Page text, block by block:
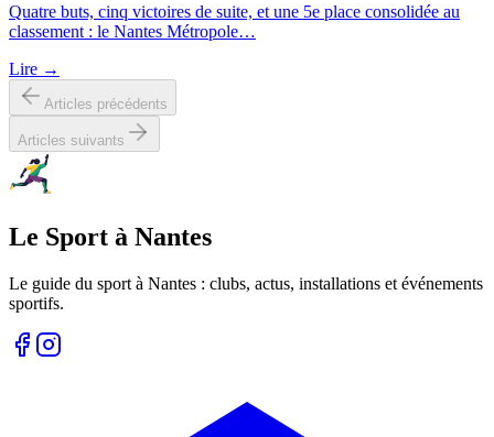
Quatre buts, cinq victoires de suite, et une 5e place consolidée au
classement : le Nantes Métropole…
Lire →
Articles précédents
Articles suivants
Le Sport à Nantes
Le guide du sport à Nantes : clubs, actus, installations et événements
sportifs.